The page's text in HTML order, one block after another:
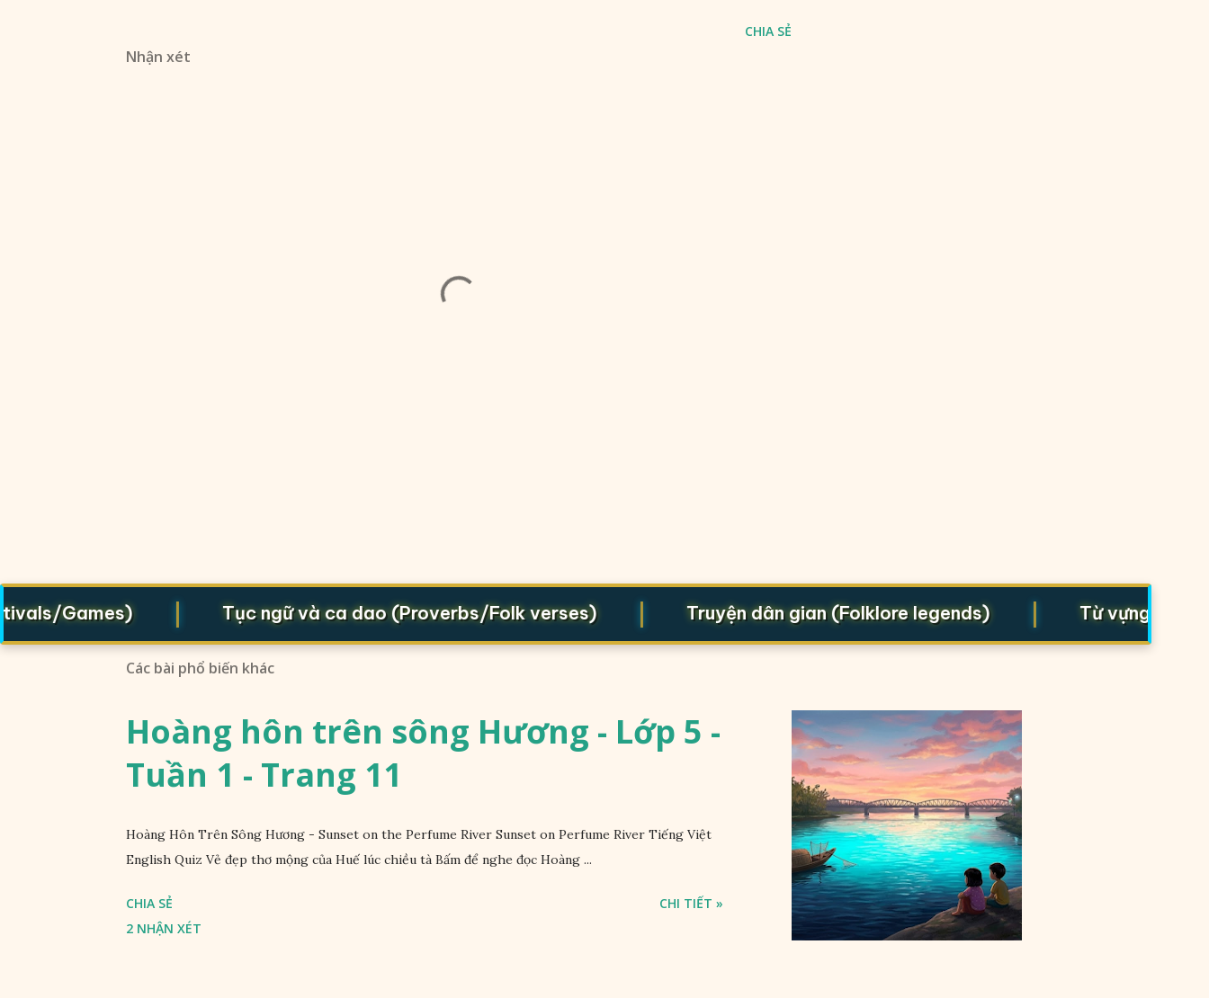
CHIA SẺ
Nhận xét
Games) Tục ngữ và ca dao (Proverbs/Folk verses) Truyện dân gian (Folklore legends) Từ vựng cho
Các bài phổ biến khác
Hoàng hôn trên sông Hương - Lớp 5 -
Tuần 1 - Trang 11
Hoàng Hôn Trên Sông Hương - Sunset on the Perfume River Sunset on Perfume River Tiếng Việt
English Quiz Vẻ đẹp thơ mộng của Huế lúc chiều tà Bấm để nghe đọc Hoàng ...
CHIA SẺ
2 NHẬN XÉT
CHI TIẾT »